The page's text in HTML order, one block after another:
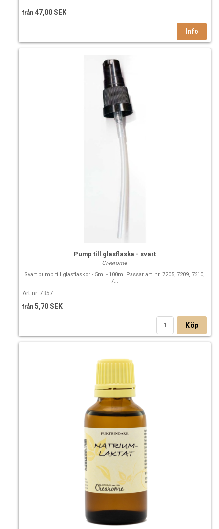
från 47,00 SEK
Pump till glasflaska - svart
Crearome
Svart pump till glasflaskor - 5ml - 100ml Passar art. nr. 7205, 7209, 7210,
7...
Art nr. 7357
från 5,70 SEK
Köp